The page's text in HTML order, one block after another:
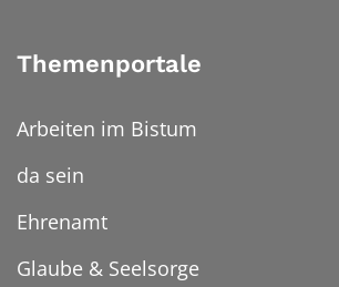
Themenportale
Arbeiten im Bistum
da sein
Ehrenamt
Glaube & Seelsorge